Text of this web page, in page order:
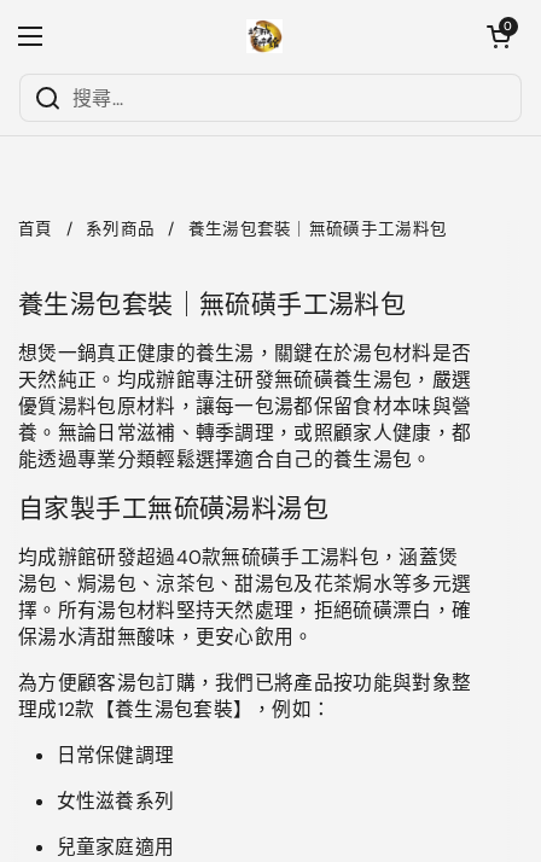
開啟選單
開啟購物
0
首頁 / 系列商品 / 養生湯包套裝｜無硫磺手工湯料包
養生湯包套裝｜無硫磺手工湯料包
想煲一鍋真正健康的養生湯，關鍵在於湯包材料是否
天然純正。均成辦館專注研發無硫磺養生湯包，嚴選
優質湯料包原材料，讓每一包湯都保留食材本味與營
養。無論日常滋補、轉季調理，或照顧家人健康，都
能透過專業分類輕鬆選擇適合自己的養生湯包。
自家製手工無硫磺湯料湯包
均成辦館研發超過40款無硫磺手工湯料包，涵蓋煲
湯包、焗湯包、涼茶包、甜湯包及花茶焗水等多元選
擇。所有湯包材料堅持天然處理，拒絕硫磺漂白，確
保湯水清甜無酸味，更安心飲用。
為方便顧客湯包訂購，我們已將產品按功能與對象整
理成12款【養生湯包套裝】，例如：
日常保健調理
女性滋養系列
兒童家庭適用